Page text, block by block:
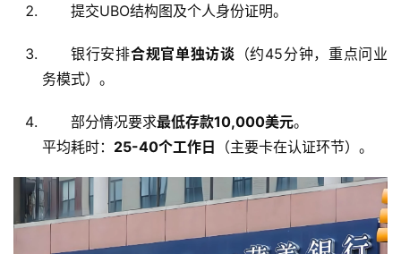
提交UBO结构图及个人身份证明。
银行安排合规官单独访谈 （约45分钟，重点问业
务模式）。
部分情况要求最低存款10,000美元。
平均耗时： 25-40个工作日 （主要卡在认证环节）。